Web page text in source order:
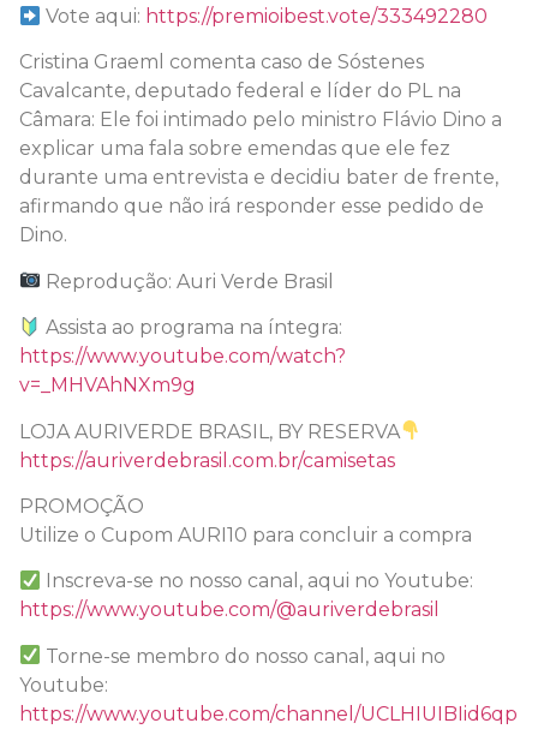
Vote aqui: https://premioibest.vote/333492280
Cristina Graeml comenta caso de Sóstenes
Cavalcante, deputado federal e líder do PL na
Câmara: Ele foi intimado pelo ministro Flávio Dino a
explicar uma fala sobre emendas que ele fez
durante uma entrevista e decidiu bater de frente,
afirmando que não irá responder esse pedido de
Dino.
Reprodução: Auri Verde Brasil
Assista ao programa na íntegra:
https://www.youtube.com/watch?
v=_MHVAhNXm9g
LOJA AURIVERDE BRASIL, BY RESERVA
https://auriverdebrasil.com.br/camisetas
PROMOÇÃO
Utilize o Cupom AURI10 para concluir a compra
Inscreva-se no nosso canal, aqui no Youtube:
https://www.youtube.com/@auriverdebrasil
Torne-se membro do nosso canal, aqui no
Youtube:
https://www.youtube.com/channel/UCLHIUIBIid6qp